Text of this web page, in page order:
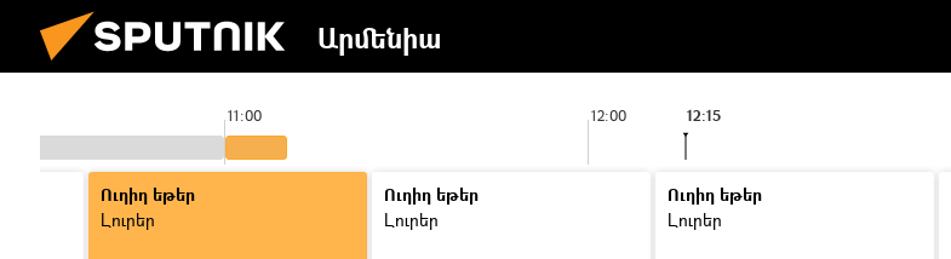
Արմենիա
11:00 12:00 12:15
Ուղիղ եթեր
Լուրեր
Ուղիղ եթեր
Լուրեր
Ուղիղ եթեր
Լուրեր